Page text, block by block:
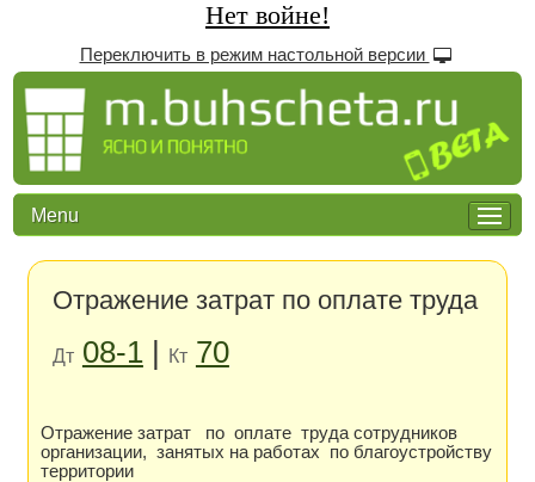
Нет войне!
Переключить в режим настольной версии
Menu
Отражение затрат по оплате труда
Дт 08-1| Кт 70
Отражение затрат по оплате труда сотрудников
организации, занятых на работах по благоустройству
территории